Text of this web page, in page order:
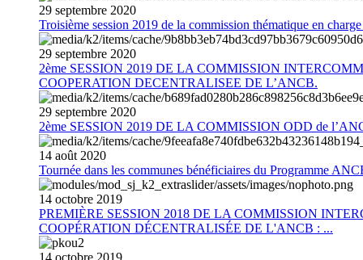
29 septembre 2020
Troisième session 2019 de la commission thématique en
29 septembre 2020
2ème SESSION 2019 DE LA COMMISSION
COOPERATION DECENTRALISEE DE L’ANCB.
29 septembre 2020
2ème SESSION 2019 DE LA COMMISSION ODD de
14 août 2020
Tournée dans les communes bénéficiaires du Programme
14 octobre 2019
PREMIÈRE SESSION 2018 DE LA COMMISSION
COOPÉRATION DÉCENTRALISÉE DE L'ANCB : ...
14 octobre 2019